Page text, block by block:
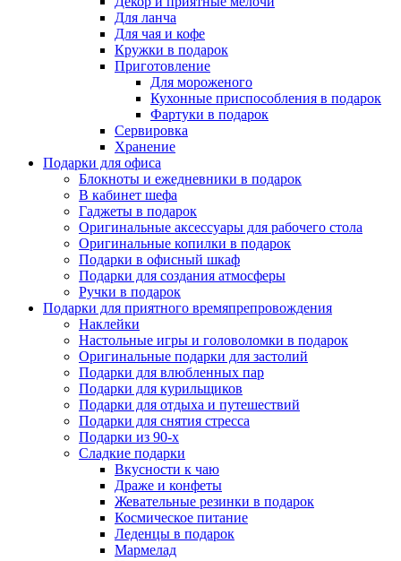
Для ланча
Для чая и кофе
Кружки в подарок
Приготовление
Для мороженого
Кухонные приспособления в подарок
Фартуки в подарок
Сервировка
Хранение
Подарки для офиса
Блокноты и ежедневники в подарок
В кабинет шефа
Гаджеты в подарок
Оригинальные аксессуары для рабочего стола
Оригинальные копилки в подарок
Подарки в офисный шкаф
Подарки для создания атмосферы
Ручки в подарок
Подарки для приятного времяпрепровождения
Наклейки
Настольные игры и головоломки в подарок
Оригинальные подарки для застолий
Подарки для влюбленных пар
Подарки для курильщиков
Подарки для отдыха и путешествий
Подарки для снятия стресса
Подарки из 90-х
Сладкие подарки
Вкусности к чаю
Драже и конфеты
Жевательные резинки в подарок
Космическое питание
Леденцы в подарок
Мармелад